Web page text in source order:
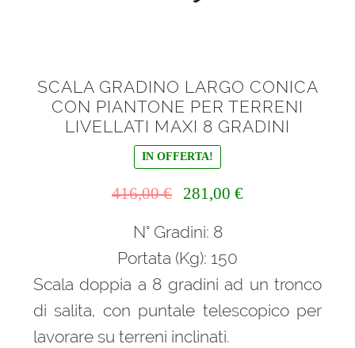
SCALA GRADINO LARGO CONICA
CON PIANTONE PER TERRENI
LIVELLATI MAXI 8 GRADINI
IN OFFERTA!
416,00€
originale
416,00 €.
281,00 €Il
N° Gradini: 8
Portata (Kg): 150
Scala doppia a 8 gradini ad un tronco
di salita, con puntale telescopico per
lavorare su terreni inclinati.